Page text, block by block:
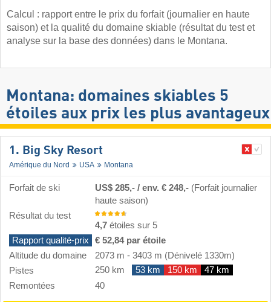
Calcul : rapport entre le prix du forfait (journalier en haute
saison) et la qualité du domaine skiable (résultat du test et
analyse sur la base des données) dans le Montana.
Montana: domaines skiables 5
étoiles aux prix les plus avantageux
1. Big Sky Resort
Amérique du Nord USA Montana
Forfait de ski US$ 285,- / env. € 248,- (Forfait journalier
haute saison)
Résultat du test
4,7 étoiles sur 5
Rapport qualité-prix
€ 52,84 par étoile
Altitude du domaine
2073 m - 3403 m (Dénivelé 1330m)
Pistes
250 km 53 km 150 km
47 km
Remontées
40